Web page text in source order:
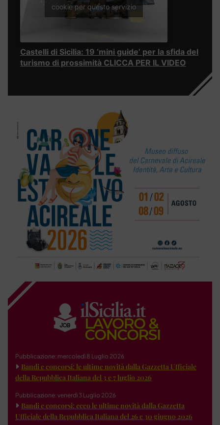
cookie per questo servizio
Castelli di Sicilia: 19 ‘mini guide’ per la sfida del
turismo di prossimità CLICCA PER IL VIDEO
Pubblicazione: mercoledì 8 Luglio 2026
Bandi e concorsi: le ultime novità dalla Gazzetta Ufficiale
della Repubblica Italiana del 3 e 7 luglio 2026
Pubblicazione: venerdì 3 Luglio 2026
Bandi e concorsi: ecco le ultime novità dalla Gazzetta
Ufficiale della Repubblica Italiana del 26 e 30 giugno 2026